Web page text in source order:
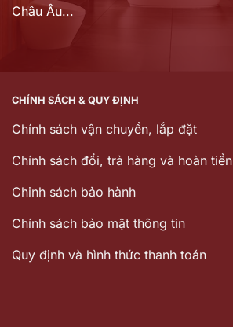
Châu Âu...
CHÍNH SÁCH & QUY ĐỊNH
Chính sách vận chuyển, lắp đặt
Chính sách đổi, trả hàng và hoàn tiền
Chinh sách bảo hành
Chính sách bảo mật thông tin
Quy định và hình thức thanh toán